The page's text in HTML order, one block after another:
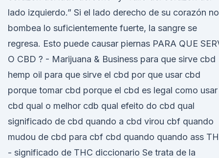
lado izquierdo.” Si el lado derecho de su corazón no
bombea lo suficientemente fuerte, la sangre se
regresa. Esto puede causar piernas PARA QUE
O CBD ? - Marijuana & Business para que sirve cbd
hemp oil para que sirve el cbd por que usar cbd
porque tomar cbd porque el cbd es legal como usar
cbd qual o melhor cdb qual efeito do cbd qual
significado de cbd quando a cbd virou cbf quando
mudou de cbd para cbf cbd quando quando ass
- significado de THC diccionario Se trata de la